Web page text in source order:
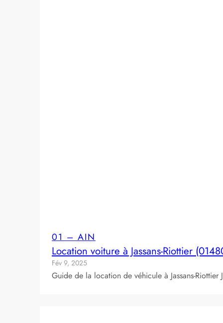
01 – AIN
Location voiture à Jassans-Riottier
Fév 9, 2025
Guide de la location de véhicule à Jassans-